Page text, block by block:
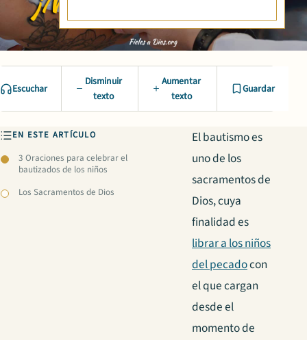
Escuchar
Disminuir
texto
Aumentar
texto
Guardar
EN ESTE ARTÍCULO
3 Oraciones para celebrar el
bautizados de los niños
Los Sacramentos de Dios
El bautismo es
uno de los
sacramentos de
Dios, cuya
finalidad es
librar a los niños
del pecadocon
el que cargan
desde el
momento de